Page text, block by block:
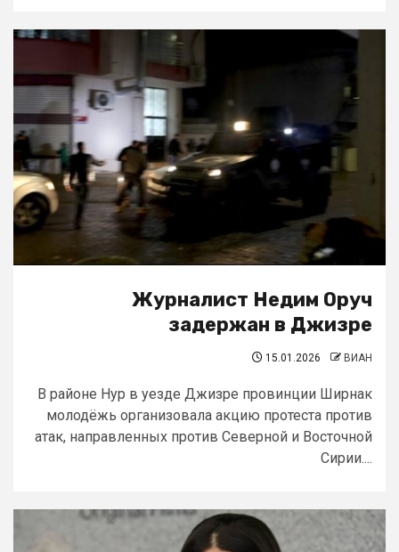
Журналист Недим Оруч
задержан в Джизре
15.01.2026 ВИАН
В районе Нур в уезде Джизре провинции Ширнак
молодёжь организовала акцию протеста против
атак, направленных против Северной и Восточной
Сирии....